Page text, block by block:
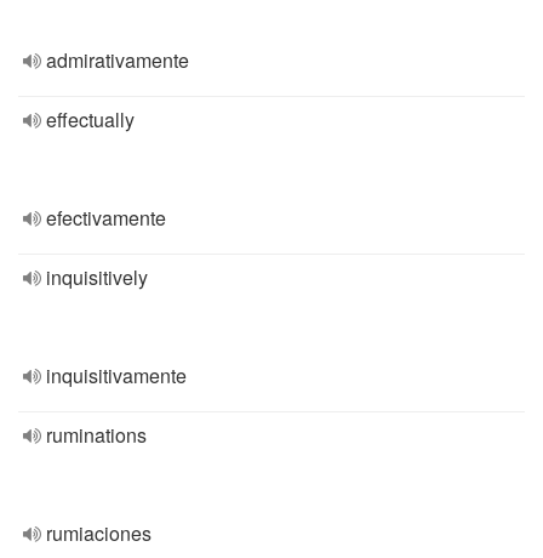
admirativamente
effectually
efectivamente
inquisitively
inquisitivamente
ruminations
rumiaciones